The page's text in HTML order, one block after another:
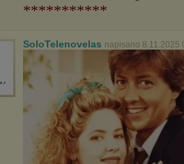
***********
SoloTelenovelas napisano 8.11.2025